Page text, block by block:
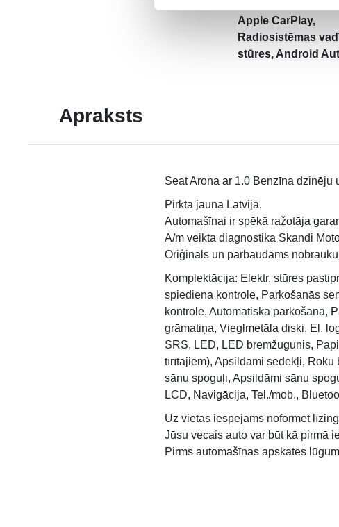
Apple CarPlay,
Radiosistēmas
stūres, Android
Apraksts
Seat Arona ar 1.0 Benzīna dzinēju
Pirkta jauna Latvijā.
Automašīnai ir spēkā ražotāja
A/m veikta diagnostika Skandi
Oriģināls un pārbaudāms
Komplektācija: Elektr. stūres
spiediena kontrole, Parkošanās
kontrole, Automātiska parkošana,
grāmatiņa, Vieglmetāla diski, El.
SRS, LED, LED bremžugunis,
tīrītājiem), Apsildāmi sēdekļi,
sānu spoguļi, Apsildāmi sānu
LCD, Navigācija, Tel./mob.,
Uz vietas iespējams noformēt
Jūsu vecais auto var būt kā pirmā
Pirms automašīnas apskates